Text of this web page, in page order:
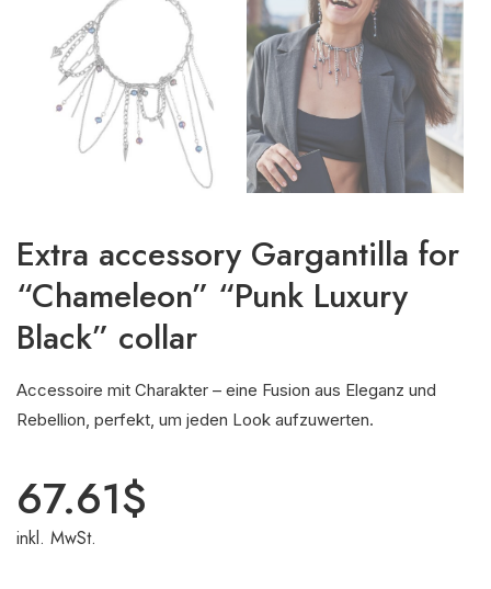
Extra accessory Gargantilla for
“Chameleon” “Punk Luxury
Black” collar
Accessoire mit Charakter – eine Fusion aus Eleganz und
Rebellion, perfekt, um jeden Look aufzuwerten.
67.61$
inkl. MwSt.